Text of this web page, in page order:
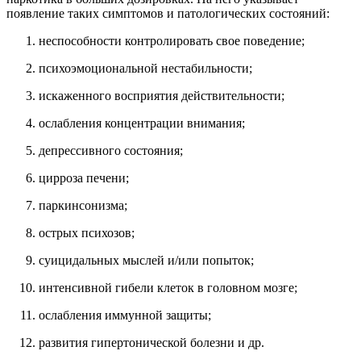
появление таких симптомов и патологических состояний:
неспособности контролировать свое поведение;
психоэмоциональной нестабильности;
искаженного восприятия действительности;
ослабления концентрации внимания;
депрессивного состояния;
цирроза печени;
паркинсонизма;
острых психозов;
суицидальных мыслей и/или попыток;
интенсивной гибели клеток в головном мозге;
ослабления иммунной защиты;
развития гипертонической болезни и др.